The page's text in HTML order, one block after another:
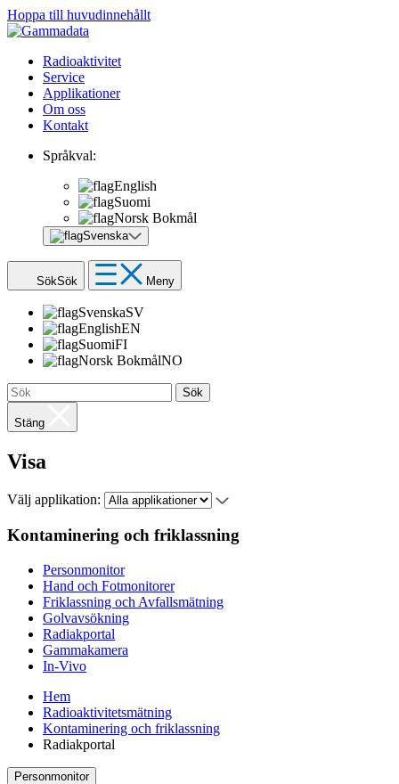
Hoppa till huvudinnehållt
Radioaktivitet
Service
Applikationer
Om oss
Kontakt
Språkval:
English
Suomi
Norsk Bokmål
Svenska
SökSök Meny
SvenskaSV
EnglishEN
SuomiFI
Norsk BokmålNO
Sök
Stäng
Visa
Välj applikation:
Kontaminering och friklassning
Personmonitor
Hand och Fotmonitorer
Friklassning och Avfallsmätning
Golvavsökning
Radiakportal
Gammakamera
In-Vivo
Hem
Radioaktivitetsmätning
Kontaminering och friklassning
Radiakportal
Personmonitor